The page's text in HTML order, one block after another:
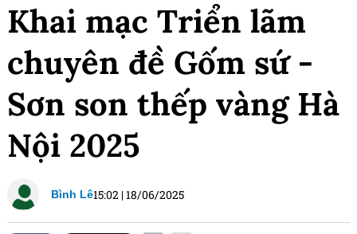
Khai mạc Triển lãm
chuyên đề Gốm sứ -
Sơn son thếp vàng Hà
Nội 2025
Bình Lê15:02 |18/06/2025